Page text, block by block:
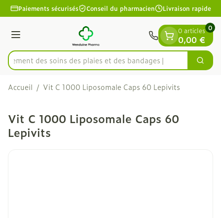
Aller au contenu
1 de 1
Paiements sécurisés Conseil du pharmacien Livraison rapide
Menu
Rechercherdes soins des plaies et des bandages
0 articles
0,00 €
0
Accueil / Vit C 1000 Liposomale Caps 60 Lepivits
Vit C 1000 Liposomale Caps 60
Lepivits